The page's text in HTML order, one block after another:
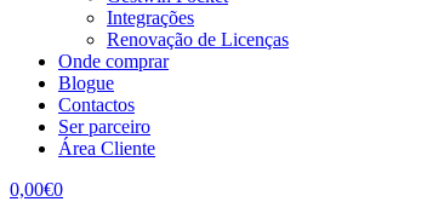
Integrações
Renovação de Licenças
Onde comprar
Blogue
Contactos
Ser parceiro
Área Cliente
0,00€0